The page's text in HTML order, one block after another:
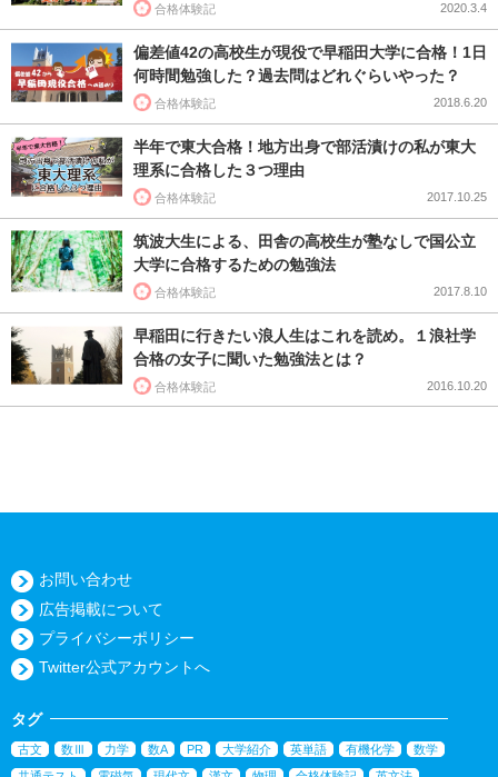
合格体験記 2020.3.4
偏差値42の高校生が現役で早稲田大学に合格！1日
何時間勉強した？過去問はどれぐらいやった？
合格体験記 2018.6.20
半年で東大合格！地方出身で部活漬けの私が東大
理系に合格した３つ理由
合格体験記 2017.10.25
筑波大生による、田舎の高校生が塾なしで国公立
大学に合格するための勉強法
合格体験記 2017.8.10
早稲田に行きたい浪人生はこれを読め。１浪社学
合格の女子に聞いた勉強法とは？
合格体験記 2016.10.20
お問い合わせ
広告掲載について
プライバシーポリシー
Twitter公式アカウントへ
タグ
古文 数Ⅲ 力学 数A PR 大学紹介 英単語 有機化学
数学